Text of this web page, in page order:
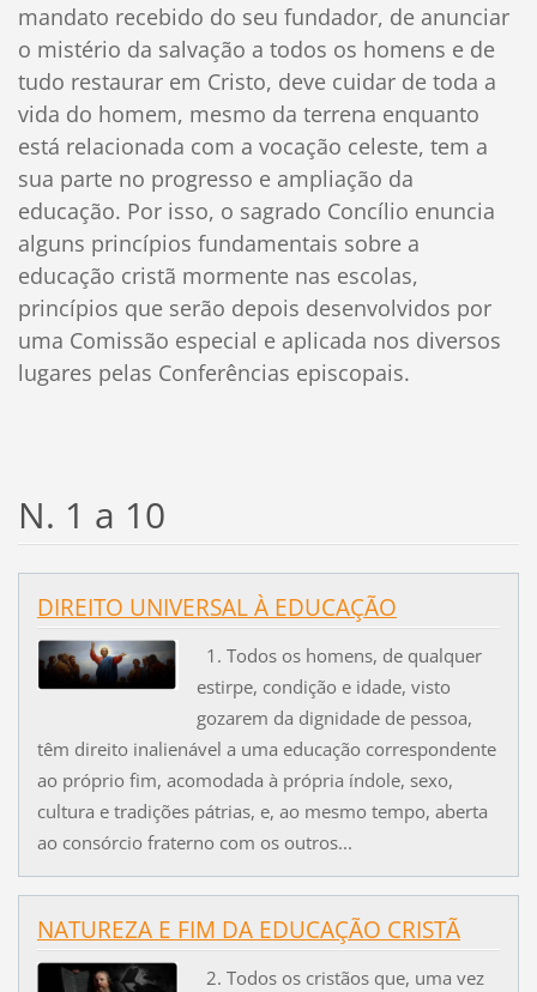
mandato recebido do seu fundador, de anunciar
o mistério da salvação a todos os homens e de
tudo restaurar em Cristo, deve cuidar de toda a
vida do homem, mesmo da terrena enquanto
está relacionada com a vocação celeste, tem a
sua parte no progresso e ampliação da
educação. Por isso, o sagrado Concílio enuncia
alguns princípios fundamentais sobre a
educação cristã mormente nas escolas,
princípios que serão depois desenvolvidos por
uma Comissão especial e aplicada nos diversos
lugares pelas Conferências episcopais.
N. 1 a 10
DIREITO UNIVERSAL À EDUCAÇÃO
1. Todos os homens, de qualquer
estirpe, condição e idade, visto
gozarem da dignidade de pessoa,
têm direito inalienável a uma educação correspondente
ao próprio fim, acomodada à própria índole, sexo,
cultura e tradições pátrias, e, ao mesmo tempo, aberta
ao consórcio fraterno com os outros...
NATUREZA E FIM DA EDUCAÇÃO CRISTÃ
2. Todos os cristãos que, uma vez